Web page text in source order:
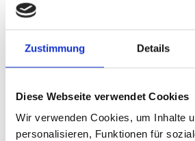
Zustimmung Details
Diese Webseite verwendet Cookies
Wir verwenden Cookies, um Inhalte
personalisieren, Funktionen für